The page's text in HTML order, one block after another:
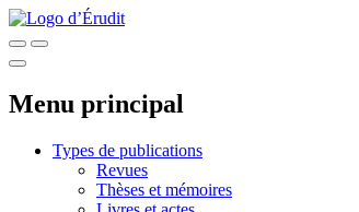
Menu principal
Types de publications
Revues
Thèses et mémoires